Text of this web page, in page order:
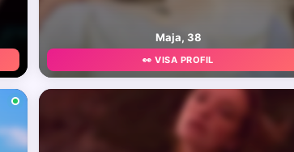
Maja, 38
👀 VISA PROFIL